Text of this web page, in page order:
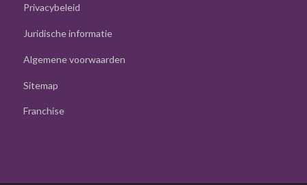
Privacybeleid
Juridische informatie
Algemene voorwaarden
Sitemap
Franchise